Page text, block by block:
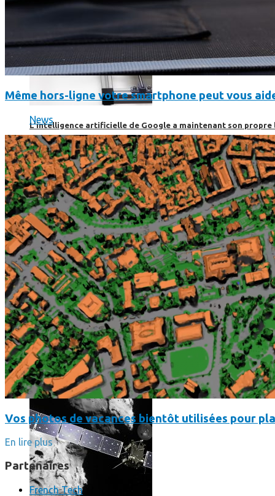
L’intelligence artificielle de Google a maintenant son propre
Les dernières photos envoyées par Rosetta avant son crash
Même hors-ligne votre smartphone peut vous
News
Vos photos de vacances bientôt utilisées pour
En lire plus
Partenaires
French Tech